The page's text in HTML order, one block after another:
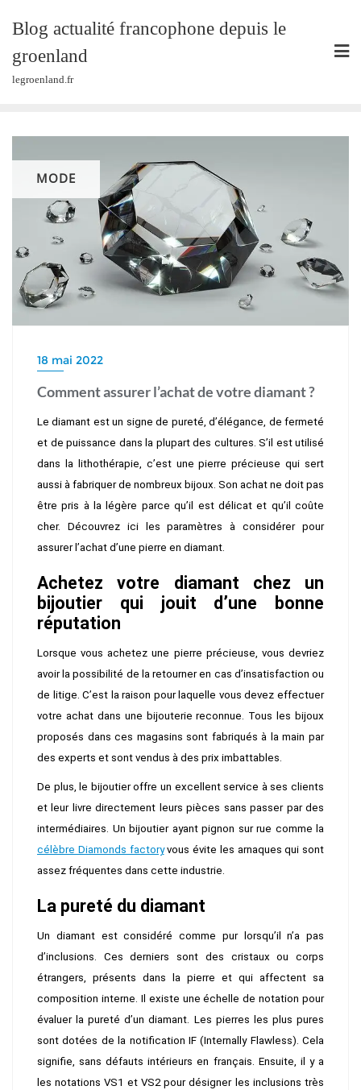
content
Blog actualité francophone depuis le
groenland
legroenland.fr
MODE
18 mai 2022
Comment assurer l’achat de votre diamant ?
Le diamant est un signe de pureté, d’élégance, de fermeté
et de puissance dans la plupart des cultures. S’il est utilisé
dans la lithothérapie, c’est une pierre précieuse qui sert
aussi à fabriquer de nombreux bijoux. Son achat ne doit pas
être pris à la légère parce qu’il est délicat et qu’il coûte
cher. Découvrez ici les paramètres à considérer pour
assurer l’achat d’une pierre en diamant.
Achetez votre diamant chez un
bijoutier qui jouit d’une bonne
réputation
Lorsque vous achetez une pierre précieuse, vous devriez
avoir la possibilité de la retourner en cas d’insatisfaction ou
de litige. C’est la raison pour laquelle vous devez effectuer
votre achat dans une bijouterie reconnue. Tous les bijoux
proposés dans ces magasins sont fabriqués à la main par
des experts et sont vendus à des prix imbattables.
De plus, le bijoutier offre un excellent service à ses clients
et leur livre directement leurs pièces sans passer par des
intermédiaires. Un bijoutier ayant pignon sur rue comme la
célèbre Diamonds factoryvous évite les arnaques qui sont
assez fréquentes dans cette industrie.
La pureté du diamant
Un diamant est considéré comme pur lorsqu’il n’a pas
d’inclusions. Ces derniers sont des cristaux ou corps
étrangers, présents dans la pierre et qui affectent sa
composition interne. Il existe une échelle de notation pour
évaluer la pureté d’un diamant. Les pierres les plus pures
sont dotées de la notification IF (Internally Flawless). Cela
signifie, sans défauts intérieurs en français. Ensuite, il y a
les notations VS1 et VS2 pour désigner les inclusions très